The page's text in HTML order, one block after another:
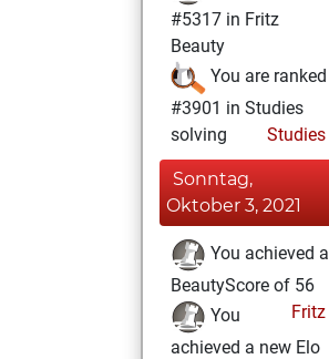
#5317 in Fritz
Beauty
You are ranked
#3901 in Studies
solving
Studies
Sonntag,
Oktober 3, 2021
You achieved a
BeautyScore of 56
Fritz
You
achieved a new Elo